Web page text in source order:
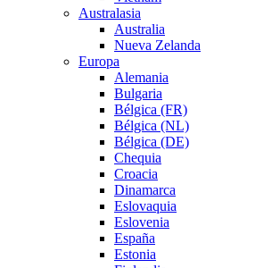
Australasia
Australia
Nueva Zelanda
Europa
Alemania
Bulgaria
Bélgica (FR)
Bélgica (NL)
Bélgica (DE)
Chequia
Croacia
Dinamarca
Eslovaquia
Eslovenia
España
Estonia